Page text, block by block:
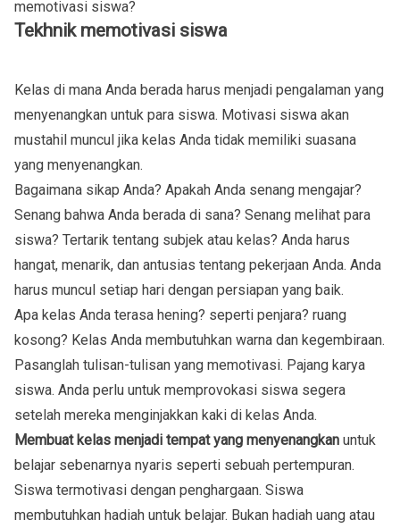
memotivasi siswa?
Tekhnik memotivasi siswa
Kelas di mana Anda berada harus menjadi pengalaman yang
menyenangkan untuk para siswa. Motivasi siswa akan
mustahil muncul jika kelas Anda tidak memiliki suasana
yang menyenangkan.
Bagaimana sikap Anda? Apakah Anda senang mengajar?
Senang bahwa Anda berada di sana? Senang melihat para
siswa? Tertarik tentang subjek atau kelas? Anda harus
hangat, menarik, dan antusias tentang pekerjaan Anda. Anda
harus muncul setiap hari dengan persiapan yang baik.
Apa kelas Anda terasa hening? seperti penjara? ruang
kosong? Kelas Anda membutuhkan warna dan kegembiraan.
Pasanglah tulisan-tulisan yang memotivasi. Pajang karya
siswa. Anda perlu untuk memprovokasi siswa segera
setelah mereka menginjakkan kaki di kelas Anda.
Membuat kelas menjadi tempat yang menyenangkan untuk
belajar sebenarnya nyaris seperti sebuah pertempuran.
Siswa termotivasi dengan penghargaan. Siswa
membutuhkan hadiah untuk belajar. Bukan hadiah uang atau